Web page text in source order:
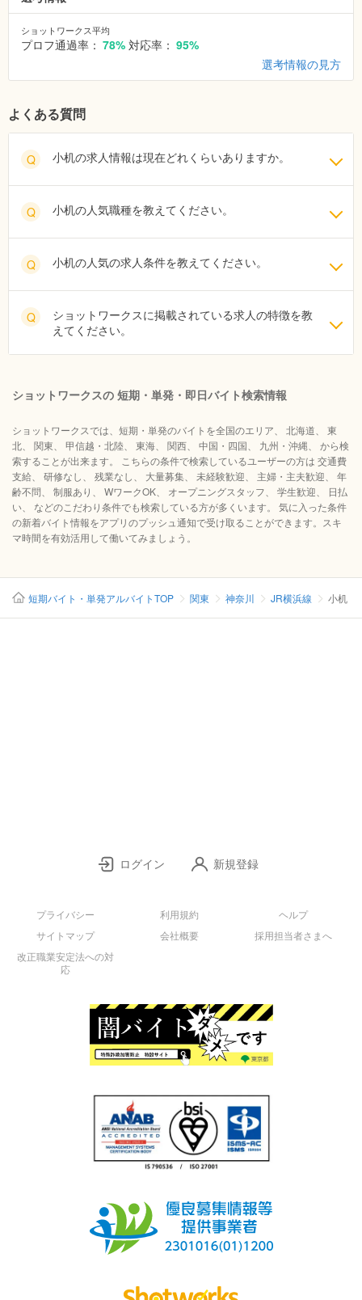
ショットワークス平均
プロフ通過率： 78% 対応率： 95%
選考情報の見方
よくある質問
Q 小机の求人情報は現在どれくらいありますか。
Q 小机の人気職種を教えてください。
Q 小机の人気の求人条件を教えてください。
Q
ショットワークスに掲載されている求人の特徴を教
えてください。
ショットワークスの 短期・単発・即日バイト検索情報
ショットワークスでは、短期・単発のバイトを全国のエリア、 北海道、 東
北、 関東、 甲信越・北陸、 東海、 関西、 中国・四国、 九州・沖縄、 から検
索することが出来ます。 こちらの条件で検索しているユーザーの方は 交通費
支給、 研修なし、 残業なし、 大量募集、 未経験歓迎、 主婦・主夫歓迎、 年
齢不問、 制服あり、 WワークOK、 オープニングスタッフ、 学生歓迎、 日払
い、 などのこだわり条件でも検索している方が多くいます。 気に入った条件
の新着バイト情報をアプリのプッシュ通知で受け取ることができます。スキ
マ時間を有効活用して働いてみましょう。
短期バイト・単発アルバイトTOP 関東 神奈川 JR横浜線 小机
ログイン 新規登録
プライバシー 利用規約
ヘルプ
サイトマップ
会社概要
採用担当者さまへ
改正職業安定法への対
応